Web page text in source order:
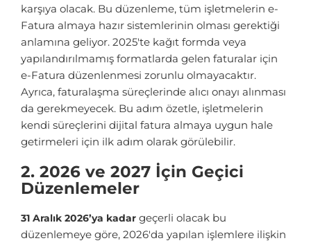
karşıya olacak. Bu düzenleme, tüm işletmelerin e-
Fatura almaya hazır sistemlerinin olması gerektiği
anlamına geliyor. 2025'te kağıt formda veya
yapılandırılmamış formatlarda gelen faturalar için
e-Fatura düzenlenmesi zorunlu olmayacaktır.
Ayrıca, faturalaşma süreçlerinde alıcı onayı alınması
da gerekmeyecek. Bu adım özetle, işletmelerin
kendi süreçlerini dijital fatura almaya uygun hale
getirmeleri için ilk adım olarak görülebilir.
2. 2026 ve 2027 İçin Geçici
Düzenlemeler
31 Aralık 2026’ya kadar geçerli olacak bu
düzenlemeye göre, 2026'da yapılan işlemlere ilişkin